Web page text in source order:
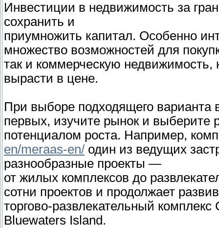
Инвестиции в недвижимость за
сохранить и
приумножить капитал. Особенно
множество возможностей для
так и коммерческую недвижимость,
вырасти в цене.
При выборе подходящего варианта
первых, изучите рынок и выберите
потенциалом роста. Например,
en/meraas-en/ один из ведущих
разнообразные проекты —
от жилых комплексов до
сотни проектов и продолжает
торгово-развлекательный
Bluewaters Island.